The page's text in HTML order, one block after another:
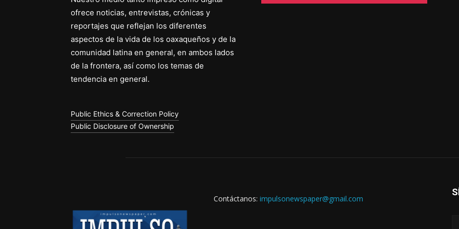
ofrece noticias, entrevistas, crónicas y
reportajes que reflejan los diferentes
aspectos de la vida de los oaxaqueños y de la
comunidad latina en general, en ambos lados
de la frontera, así como los temas de
tendencia en general.
Public Ethics & Correction Policy
Public Disclosure of Ownership
Contáctanos: impulsonewspaper@gmail.com